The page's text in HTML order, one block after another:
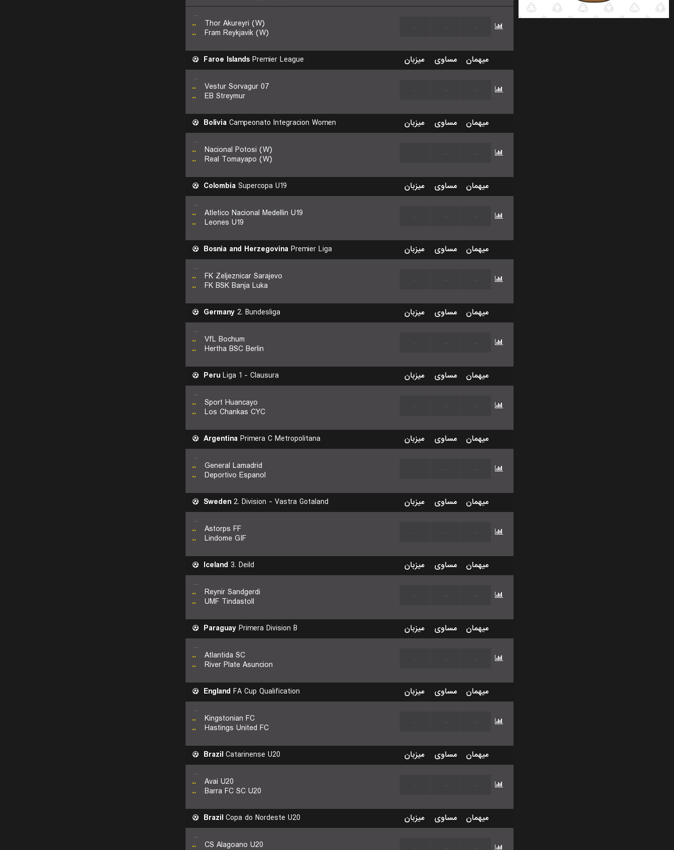
...
.. Thor Akureyri (W)
.. Fram Reykjavik (W)
Faroe Islands Premier League میزبان مساوی میهمان
...
.. 07 Vestur Sorvagur
.. EB Streymur
Bolivia Campeonato Integracion Women میزبان مساوی میهمان
...
.. Nacional Potosi (W)
.. Real Tomayapo (W)
Colombia Supercopa U19 میزبان مساوی میهمان
...
.. Atletico Nacional Medellin U19
.. Leones U19
Bosnia and Herzegovina Premier Liga میزبان مساوی میهمان
...
.. FK Zeljeznicar Sarajevo
.. FK BSK Banja Luka
Germany 2. Bundesliga میزبان مساوی میهمان
...
.. VfL Bochum
.. Hertha BSC Berlin
Peru Liga 1 - Clausura میزبان مساوی میهمان
...
.. Sport Huancayo
.. Los Chankas CYC
Argentina Primera C Metropolitana میزبان مساوی میهمان
...
.. General Lamadrid
.. Deportivo Espanol
Sweden 2. Division - Vastra Gotaland میزبان مساوی میهمان
...
.. Astorps FF
.. Lindome GIF
Iceland 3. Deild میزبان مساوی میهمان
...
.. Reynir Sandgerdi
.. UMF Tindastoll
Paraguay Primera Division B میزبان مساوی میهمان
...
.. Atlantida SC
.. River Plate Asuncion
England FA Cup Qualification میزبان مساوی میهمان
...
.. Kingstonian FC
.. Hastings United FC
Brazil Catarinense U20 میزبان مساوی میهمان
...
.. Avai U20
.. Barra FC SC U20
Brazil Copa do Nordeste U20 میزبان مساوی میهمان
...
.. CS Alagoano U20